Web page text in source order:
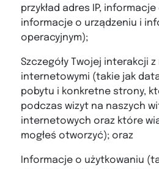
przykład adres IP,
informacje o urządzeniu i
operacyjnym);
Szczegóły Twojej interakcji
internetowymi (takie jak
pobytu i konkretne strony,
podczas wizyt na naszych
internetowych oraz które
mogłeś otworzyć); oraz
Informacje o użytkowaniu